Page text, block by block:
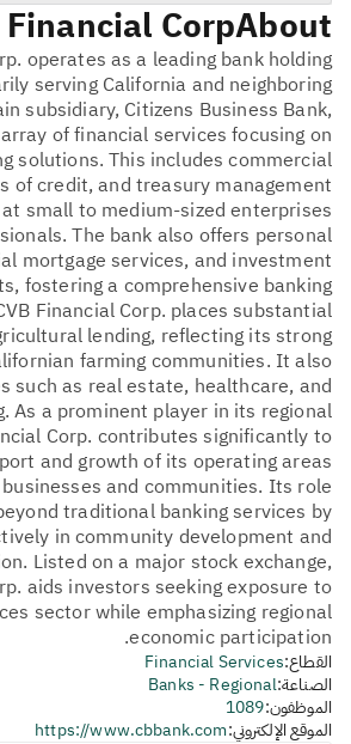
About
Financial Corp.
operates as a leading bank holding
serving California and neighboring
subsidiary, Citizens Business Bank,
of financial services focusing on
solutions. This includes commercial
of credit, and treasury management
small to medium-sized enterprises
The bank also offers personal
mortgage services, and investment
fostering a comprehensive banking
Financial Corp. places substantial
lending, reflecting its strong
farming communities. It also
such as real estate, healthcare, and
As a prominent player in its regional
Corp. contributes significantly to
and growth of its operating areas
and communities. Its role
traditional banking services by
in community development and
Listed on a major stock exchange,
aids investors seeking exposure to
sector while emphasizing regional
economic participation.
القطاع:Financial Services
الصناعة:Banks - Regional
الموظفون:1089
الموقع الإلكتروني:https://www.cbbank.com